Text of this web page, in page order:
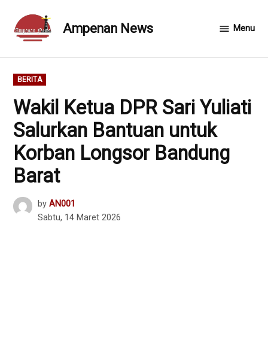
content
Ampenan News Menu
POSTED
IN
BERITA
Wakil Ketua DPR Sari Yuliati
Salurkan Bantuan untuk
Korban Longsor Bandung
Barat
by AN001
Sabtu, 14 Maret 2026